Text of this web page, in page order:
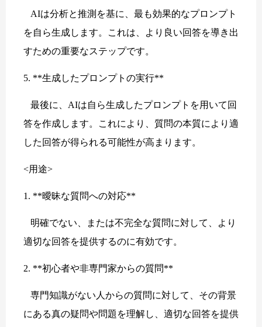
AIは分析と推測を基に、最も効果的なプロンプト
を自ら生成します。これは、より良い回答を導き出
すための重要なステップです。
5. **生成したプロンプトの実行**
最後に、AIは自ら生成したプロンプトを用いて回
答を作成します。これにより、質問の本質により適
した回答が得られる可能性が高まります。
<用途>
1. **曖昧な質問への対応**
明確でない、または不完全な質問に対して、より
適切な回答を提供するのに有効です。
2. **初心者や非専門家からの質問**
専門知識がない人からの質問に対して、その背景
にある真の疑問や問題を理解し、適切な回答を提供